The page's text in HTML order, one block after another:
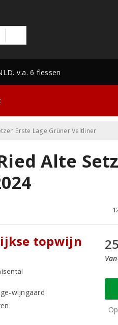
v.a. 6 flessen
Erste Lage Grüner Veltliner
Alte
topwijn
wijngaard